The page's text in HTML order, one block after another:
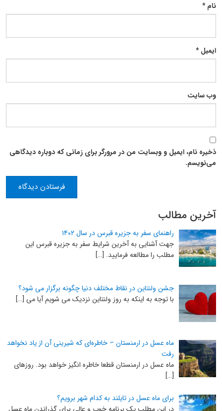
نام*
ایمیل*
وب‌ سایت
ذخیره نام، ایمیل و وبسایت من در مرورگر برای زمانی که دوباره دیدگاهی
می‌نویسم.
آخرین مطالب
راهنمای سفر به جزیره قبرس در سال ۱۴۰۲
جهت آشنایی به آخرین شرایط سفر به جزیره قبرس این
مطلب را مطالعه فرمایید. […]
جشن ولنتاین در نقاط مختلف دنیا چگونه برگزار می شود؟
با توجه به اینکه به روز ولنتاین نزدیک می شویم آیا می […]
ماه عسل در ارمنستان – خاطره‌ای که شیرینی آن از یاد نخواهد
رفت
ماه عسل در ارمنستان قطعا خاطره انگیز خواهد بود. روزهای
[…]
برای ماه عسل در تایلند به کدام شهر برویم؟